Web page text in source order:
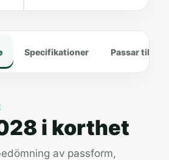
Specifikationer Passar till
i korthet
av passform,